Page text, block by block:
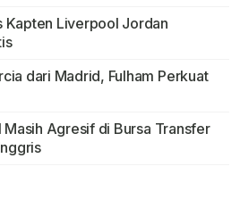
Kapten Liverpool Jordan
dari Madrid, Fulham Perkuat
Agresif di Bursa Transfer